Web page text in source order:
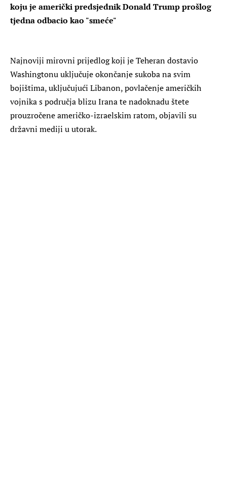
koju je američki predsjednik Donald Trump prošlog
tjedna odbacio kao "smeće"
Najnoviji mirovni prijedlog koji je Teheran dostavio
Washingtonu uključuje okončanje sukoba na svim
bojištima, uključujući Libanon, povlačenje američkih
vojnika s područja blizu Irana te nadoknadu štete
prouzročene američko-izraelskim ratom, objavili su
državni mediji u utorak.